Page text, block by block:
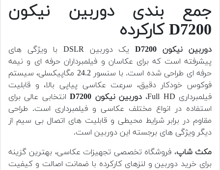
جمع بندی دوربین نیکون
D7200 کارکرده
دوربین نیکون D7200
یک دوربین DSLR با ویژگی های
پیشرفته است که برای عکاسان و فیلمبرداران حرفه ای و نیمه
حرفه ای طراحی شده است. با سنسور 24.2 مگاپیکسلی، سیستم
فوکوس خودکار دقیق، سرعت عکاسی پیاپی بالا، و قابلیت
فیلمبرداری Full HD،
دوربین نیکون D7200
انتخابی عالی برای
استفاده در انواع مختلف عکاسی و فیلمبرداری است. طراحی
مقاوم در برابر شرایط محیطی و قابلیت های اتصال بی سیم از
دیگر ویژگی های برجسته این دوربین است.
مکث شاپ، فروشگاه تخصصی تجهیزات عکاسی، بهترین گزینه
برای خرید دوربین و لنزهای کارکرده با ضمانت اصالت و کیفیت